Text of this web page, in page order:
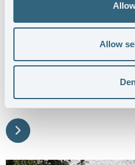
Allow
APM AUGUST
APM August Pettersson AB
mätning och erbjuder
exempel honeycomb och